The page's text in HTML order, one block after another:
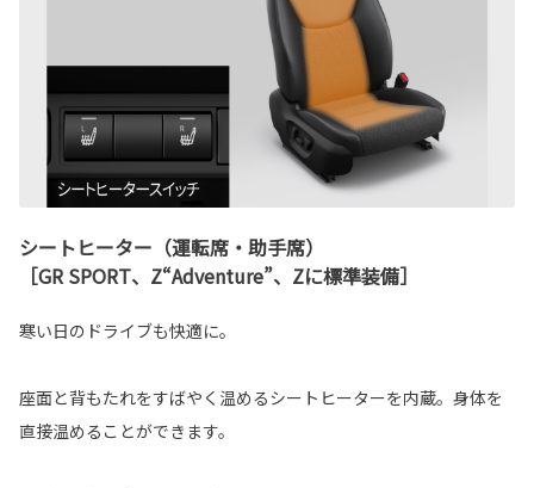
シートヒーター（運転席・助手席）
［GR SPORT、Z“Adventure”、Zに標準装備］
寒い日のドライブも快適に。
座面と背もたれをすばやく温めるシートヒーターを内蔵。身体を
直接温めることができます。